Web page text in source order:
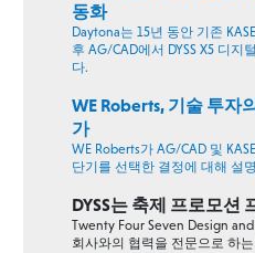
동화
Daytona는 15년 동안 기존
후 AG/CAD에서 DYSS X5 디지
다.
WE Roberts, 기술 투자
가
WE Roberts가 AG/CAD 및
단기를 선택한 결정에 대해 설
DYSS는 축제 프로모션
Twenty Four Seven Design
회사와의 협력을 전문으로 하